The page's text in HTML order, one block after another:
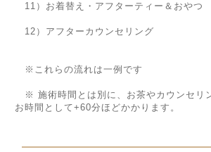
11）お着替え・アフターティー＆おやつ
12）アフターカウンセリング
※これらの流れは一例です
※ 施術時間とは別に、お茶やカウンセリ
お時間として+60分ほどかかります。